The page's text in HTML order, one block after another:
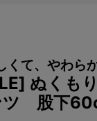
くて、やわら
ぬくも
ツ 股下